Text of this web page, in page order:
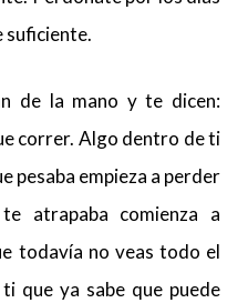
suficiente.
de la mano y te dicen:
correr. Algo dentro de ti
pesaba empieza a perder
atrapaba comienza a
todavía no veas todo el
que ya sabe que puede